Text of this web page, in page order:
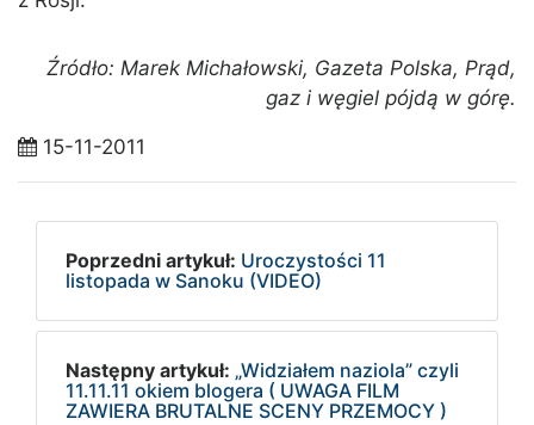
Źródło: Marek Michałowski, Gazeta Polska, Prąd,
gaz i węgiel pójdą w górę.
15-11-2011
Poprzedni artykuł: Uroczystości 11
listopada w Sanoku (VIDEO)
Następny artykuł: „Widziałem naziola” czyli
11.11.11 okiem blogera ( UWAGA FILM
ZAWIERA BRUTALNE SCENY PRZEMOCY )